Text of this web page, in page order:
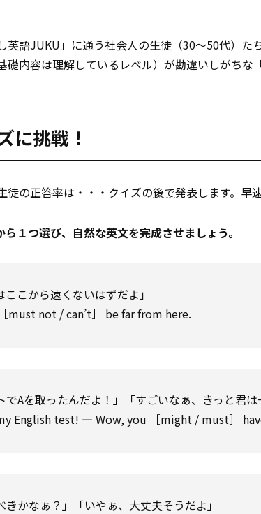
英語JUKU」に通う社会人の生徒（30～50代）た
礎内容は理解しているレベル）が勘違いしがちな
に挑戦！
徒の正答率は・・・クイズの後で発表します。早
１つ選び、自然な英文を完成させましょう。
ここから遠くないはずだよ」
must not / can’t］ be far from here.
でAを取ったんだよ！」「すごいなぁ、きっと君は
English test! — Wow, you ［might / must］
きかなぁ？」「いやぁ、大丈夫そうだよ」